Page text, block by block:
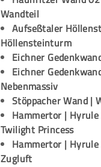
Wandteil
Aufseßtaler
Höllensteinturm
Eichner
Eichner
Nebenmassiv
Stöppacher Wand |
Hammertor |
Twilight Princess
Hammertor |
Zugluft